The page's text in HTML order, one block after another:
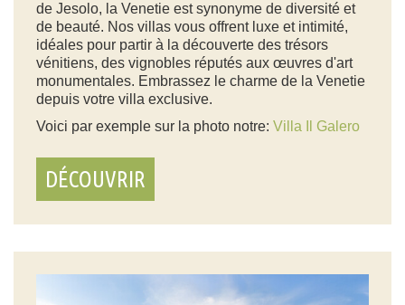
de Jesolo, la Venetie est synonyme de diversité et
de beauté. Nos villas vous offrent luxe et intimité,
idéales pour partir à la découverte des trésors
vénitiens, des vignobles réputés aux œuvres d'art
monumentales. Embrassez le charme de la Venetie
depuis votre villa exclusive.
Voici par exemple sur la photo notre: Villa Il Galero
DÉCOUVRIR